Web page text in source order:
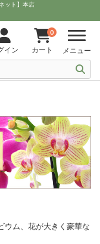
ット】本店
イン
0
カート メニュー
ウム、花が大きく豪華な